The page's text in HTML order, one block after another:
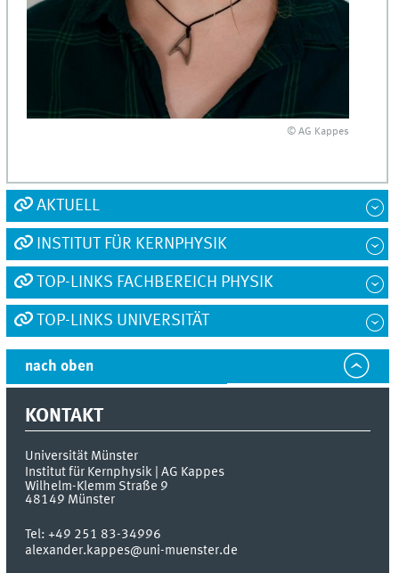
© AG Kappes
AKTUELL
INSTITUT FÜR KERNPHYSIK
TOP-LINKS FACHBEREICH PHYSIK
TOP-LINKS UNIVERSITÄT
nach oben
KONTAKT
Universität Münster
Institut für Kernphysik | AG Kappes
Wilhelm-Klemm Straße 9
48149 Münster
Tel:+49 251 83-34996
alexander.kappes@uni-muenster.de